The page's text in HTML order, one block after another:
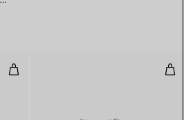
Montre en argent 925